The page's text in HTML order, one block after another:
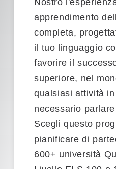
Nostro
apprendimento
completa,
il tuo linguaggio
favorire il
superiore, nel
qualsiasi attività
necessario
Scegli questo
pianificare di
600+ università